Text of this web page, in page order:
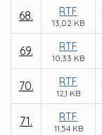
68. RTF
13,02 KB
69. RTF
10,33 KB
70. RTF
12,1 KB
71. RTF
11,54 KB